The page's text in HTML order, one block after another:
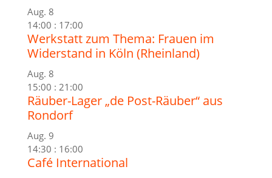
Aug. 8
14:00 : 17:00
Werkstatt zum Thema: Frauen im
Widerstand in Köln (Rheinland)
Aug. 8
15:00 : 21:00
Räuber-Lager „de Post-Räuber“ aus
Rondorf
Aug. 9
14:30 : 16:00
Café International